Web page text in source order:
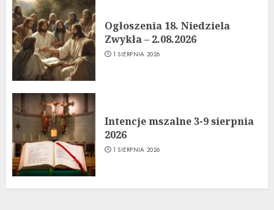
Ogłoszenia 18. Niedziela
Zwykła – 2.08.2026
1 SIERPNIA 2026
Intencje mszalne 3-9 sierpnia
2026
1 SIERPNIA 2026